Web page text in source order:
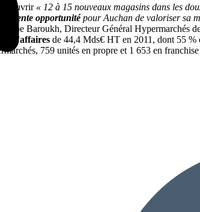
d’ouvrir « 12 à 15 nouveaux magasins dans les
opportunitépour Auchan de valoriser sa
Baroukh, Directeur Général Hypermarchés
d’affaires de 44,4 Mds€ HT en 2011, dont 55 %
759 unités en propre et 1 653 en